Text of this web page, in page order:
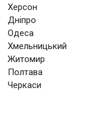
Херсон
Дніпро
Одеса
Хмельницький
Житомир
Полтава
Черкаси